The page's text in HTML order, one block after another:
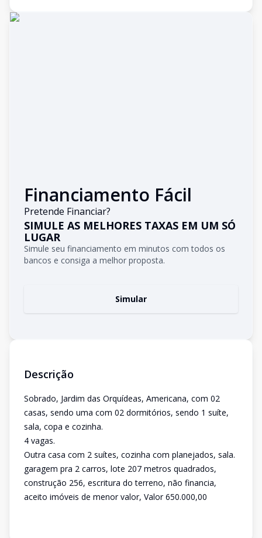
Financiamento Fácil
Pretende Financiar?
SIMULE AS MELHORES TAXAS EM UM SÓ
LUGAR
Simule seu financiamento em minutos com todos os
bancos e consiga a melhor proposta.
Simular
Descrição
Sobrado, Jardim das Orquídeas, Americana, com 02
casas, sendo uma com 02 dormitórios, sendo 1 suíte,
sala, copa e cozinha.
4 vagas.
Outra casa com 2 suítes, cozinha com planejados, sala.
garagem pra 2 carros, lote 207 metros quadrados,
construção 256, escritura do terreno, não financia,
aceito imóveis de menor valor, Valor 650.000,00